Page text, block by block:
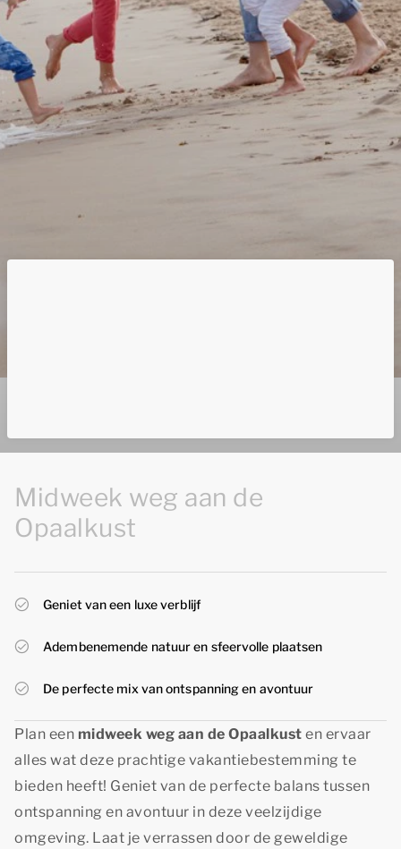
Midweek weg aan de
Opaalkust
Geniet van een luxe verblijf
Adembenemende natuur en sfeervolle plaatsen
De perfecte mix van ontspanning en avontuur
Plan een midweek weg aan de Opaalkust en ervaar
alles wat deze prachtige vakantiebestemming te
bieden heeft! Geniet van de perfecte balans tussen
ontspanning en avontuur in deze veelzijdige
omgeving. Laat je verrassen door de geweldige